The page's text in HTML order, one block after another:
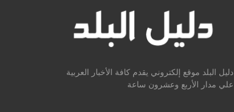
دليل البلد موقع إلكتروني يقدم كافة الأخبار العربية
علي مدار الأربع وعشرون ساعة